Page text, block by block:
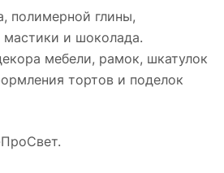
полимерной глины,
и шоколада.
мебели, рамок, шкатулок
тортов и поделок